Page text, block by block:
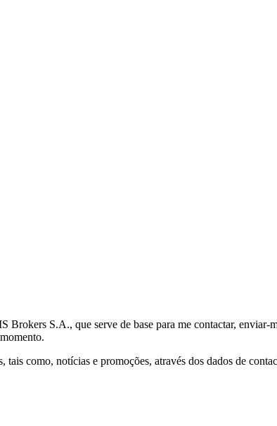
S.A., que serve de base para me contactar, enviar-
como, notícias e promoções, através dos dados de